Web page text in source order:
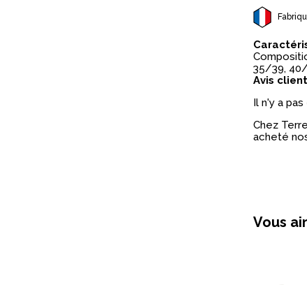
35/39,
Avis
Il n'y a
Chez
acheté
Vous